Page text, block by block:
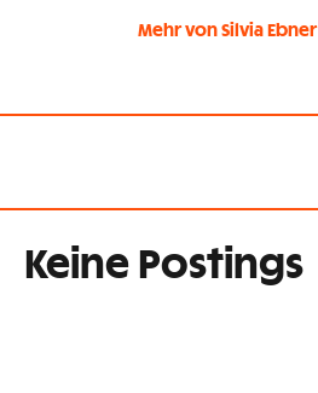
Mehr von Silvia Ebner
Keine Postings